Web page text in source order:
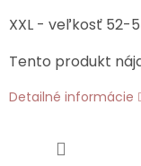
XXL - veľkosť 52-
Tento produkt
Detailné informácie